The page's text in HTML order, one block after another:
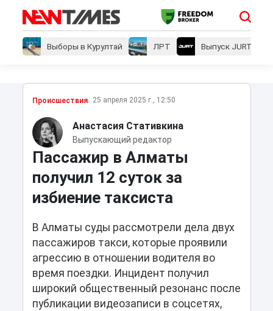
Выборы в Курултай ЛРТ Выпуск JURT
Проиcшествия 25 апреля 2025 г., 12:50
Анастасия Стативкина
Выпускающий редактор
Пассажир в Алматы
получил 12 суток за
избиение таксиста
В Алматы суды рассмотрели дела двух
пассажиров такси, которые проявили
агрессию в отношении водителя во
время поездки. Инцидент получил
широкий общественный резонанс после
публикации видеозаписи в соцсетях,